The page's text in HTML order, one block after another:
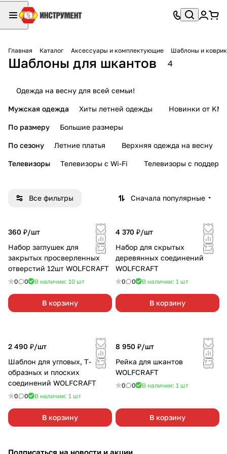
Главная Каталог Аксессуары и комплектующие Шаблоны и
Шаблоны для шкантов 4
Одежда на весну для всей семьи!
Мужская одежда Хиты летней одежды Новинки от KMI
По размеру Большие размеры
По сезону Летние платья Верхняя одежда на весну
Телевизоры Телевизоры с Wi-Fi Телевизоры с
Все фильтры Сначала популярные
360 ₽/шт
Набор заглушек для
закрытых просверленных
отверстий 12шт WOLFCRAFT
0 0 В наличии: 10 шт
В корзину
4 370 ₽/шт
Набор для скрытых
деревянных соединений
WOLFCRAFT
0 0 В наличии: 1 шт
В корзину
2 490 ₽/шт
Шаблон для угловых, Т-
образных и плоских
соединений WOLFCRAFT
0 0 В наличии: 1 шт
В корзину
8 950 ₽/шт
Рейка для шкантов
WOLFCRAFT
0 0 В наличии: 1 шт
В корзину
Подписаться на новости и акции